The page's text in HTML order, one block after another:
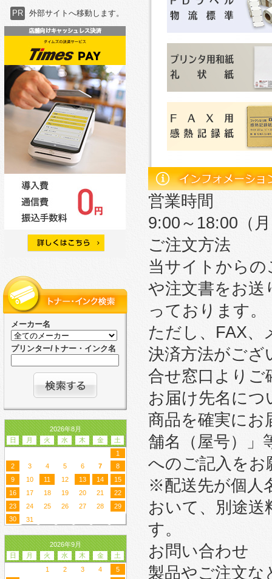
PR 外部サイトへ移動します。
メーカー名
プリンター/トナー・インク名
2026年8月
日
月 火 水 木 金
土
1
2
3 4 5 6 7
8
9
10 11 12 13 14
15
16
17 18 19 20 21
22
23
24 25 26 27 28
29
30
31
2026年9月
日
月 火 水 木 金
土
1
2 3 4
5
営業時間
9:00～18:00（
ご注文方法
当サイトから
や注文書をお送
っております。
ただし、FAX、
決済方法がござ
合せ窓口よりご
お届け先名につ
商品を確実にお
舗名（屋号）」
へのご記入をお
※配送先が個人
おいて、別途送
す。
お問い合わせ
製品やご注文な